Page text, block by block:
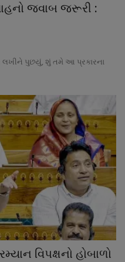
જવાબ જરૂરી :
લખીને પુછયું, શું તમે આ પ્રકારના
વિપક્ષનો હોબાળો